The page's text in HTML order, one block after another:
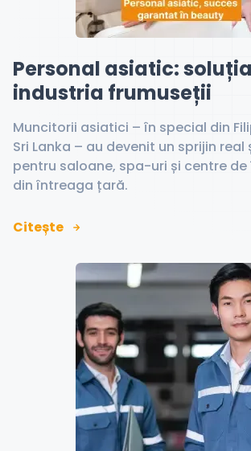
Personal asiatic:
industria frumuseții
Muncitorii asiatici – în special din
Sri Lanka – au devenit un sprijin real
pentru saloane, spa-uri și centre
din întreaga țară.
Citește